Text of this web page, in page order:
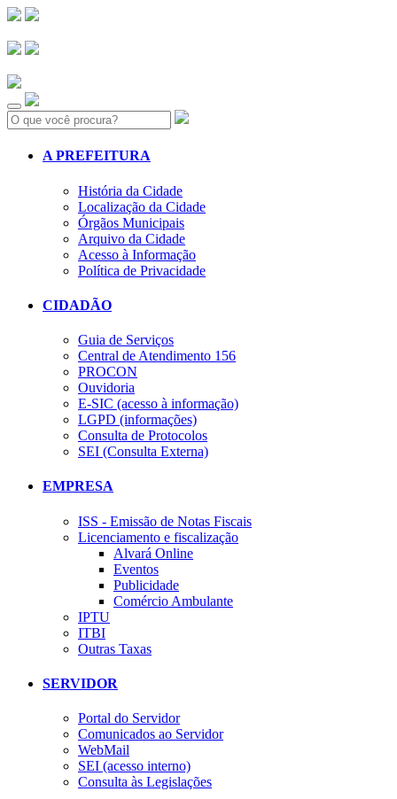
Search:
A PREFEITURA
História da Cidade
Localização da Cidade
Órgãos Municipais
Arquivo da Cidade
Acesso à Informação
Política de Privacidade
CIDADÃO
Guia de Serviços
Central de Atendimento 156
PROCON
Ouvidoria
E-SIC (acesso à informação)
LGPD (informações)
Consulta de Protocolos
SEI (Consulta Externa)
EMPRESA
ISS - Emissão de Notas Fiscais
Licenciamento e fiscalização
Alvará Online
Eventos
Publicidade
Comércio Ambulante
IPTU
ITBI
Outras Taxas
SERVIDOR
Portal do Servidor
Comunicados ao Servidor
WebMail
SEI (acesso interno)
Consulta às Legislações